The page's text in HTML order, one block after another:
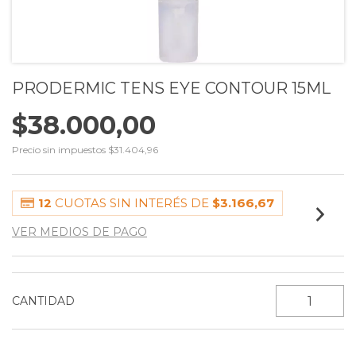
PRODERMIC TENS EYE CONTOUR 15ML
$38.000,00
Precio sin impuestos $31.404,96
12 CUOTAS SIN INTERÉS DE $3.166,67
VER MEDIOS DE PAGO
CANTIDAD